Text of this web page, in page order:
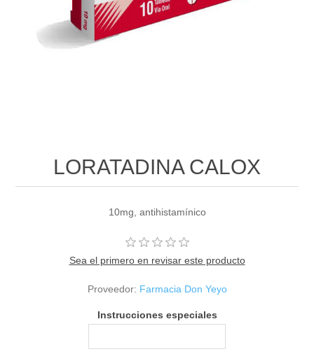
LORATADINA CALOX
10mg, antihistamínico
Sea el primero en revisar este producto
Proveedor: Farmacia Don Yeyo
Instrucciones especiales